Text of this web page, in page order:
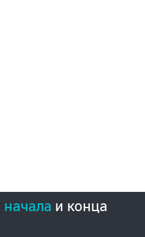
начала и конца